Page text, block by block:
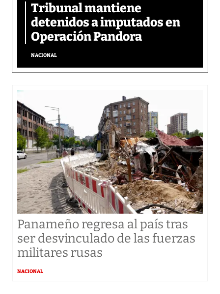
Tribunal mantiene
detenidos a imputados en
Operación Pandora
NACIONAL
Panameño regresa al país tras
ser desvinculado de las fuerzas
militares rusas
NACIONAL